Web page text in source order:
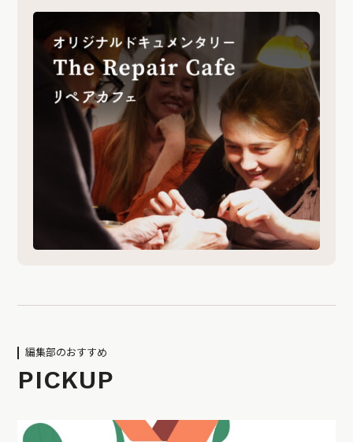
編集部のおすすめ
PICKUP